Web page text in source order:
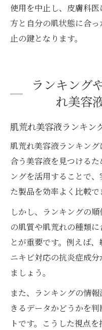
使用を中止し、皮膚科
方と自分の肌状態に合
止の鍵となります。
ランキング
れ美容
肌荒れ美容液ランキン
肌荒れ美容液ランキン
合う美容液を見つける
ングを活用することで
た製品を効率よく比較で
しかし、ランキングの
の肌質や肌荒れの種類
とが重要です。例えば、
ニキビ対応の抗炎症成
ましょう。
また、ランキングの情
きるデータかどうかを
トです。こうした視点